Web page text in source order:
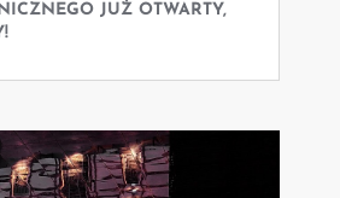
JUŻ OTWARTY,